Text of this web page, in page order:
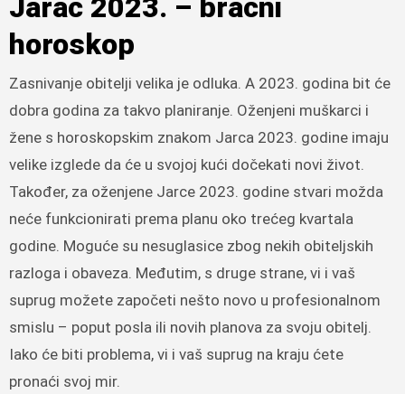
Jarac 2023. – bračni
horoskop
Zasnivanje obitelji velika je odluka. A 2023. godina bit će
dobra godina za takvo planiranje. Oženjeni muškarci i
žene s horoskopskim znakom Jarca 2023. godine imaju
velike izglede da će u svojoj kući dočekati novi život.
Također, za oženjene Jarce 2023. godine stvari možda
neće funkcionirati prema planu oko trećeg kvartala
godine. Moguće su nesuglasice zbog nekih obiteljskih
razloga i obaveza. Međutim, s druge strane, vi i vaš
suprug možete započeti nešto novo u profesionalnom
smislu – poput posla ili novih planova za svoju obitelj.
Iako će biti problema, vi i vaš suprug na kraju ćete
pronaći svoj mir.